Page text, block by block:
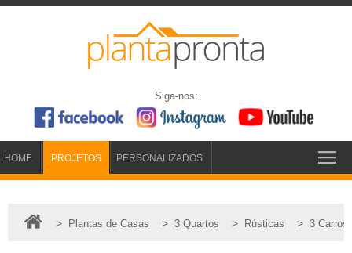
Siga-nos:
HOME PROJETOS PERSONALIZADOS
> Plantas de Casas > 3 Quartos > Rústicas > 3 Carros